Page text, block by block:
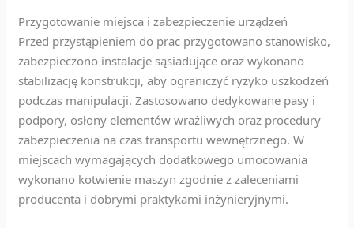
Przygotowanie miejsca i zabezpieczenie urządzeń
Przed przystąpieniem do prac przygotowano stanowisko,
zabezpieczono instalacje sąsiadujące oraz wykonano
stabilizację konstrukcji, aby ograniczyć ryzyko uszkodzeń
podczas manipulacji. Zastosowano dedykowane pasy i
podpory, osłony elementów wrażliwych oraz procedury
zabezpieczenia na czas transportu wewnętrznego. W
miejscach wymagających dodatkowego umocowania
wykonano kotwienie maszyn zgodnie z zaleceniami
producenta i dobrymi praktykami inżynieryjnymi.